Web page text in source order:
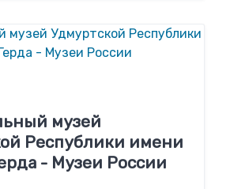
музей
Республики имени
- Музеи России